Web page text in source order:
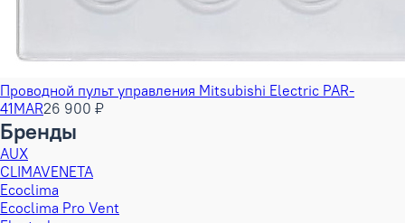
Проводной пульт управления Mitsubishi Electric PAR-
41MAR26 900 ₽
Бренды
AUX
CLIMAVENETA
Ecoclima
Ecoclima Pro Vent